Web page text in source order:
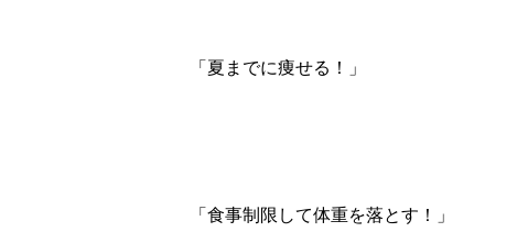
「夏までに痩せる！」
「食事制限して体重を落とす！」